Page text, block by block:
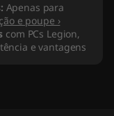
Apenas para
e poupe ›
com PCs Legion,
e vantagens